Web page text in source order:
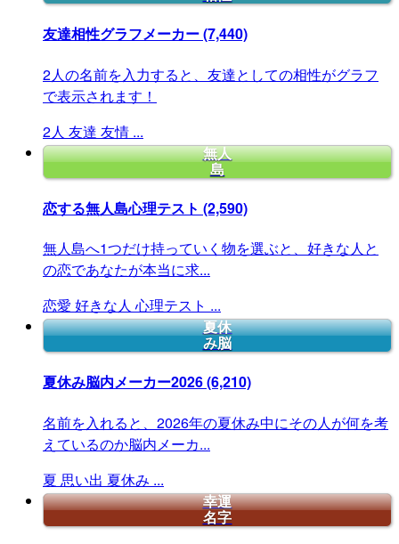
友達相性グラフメーカー(7,440)
2人の名前を入力すると、友達としての相性がグラフ
で表示されます！
2人 友達 友情 ...
無人
島
恋する無人島心理テスト (2,590)
無人島へ1つだけ持っていく物を選ぶと、好きな人と
の恋であなたが本当に求...
恋愛 好きな人 心理テスト ...
夏休
み脳
夏休み脳内メーカー2026(6,210)
名前を入れると、2026年の夏休み中にその人が何を考
えているのか脳内メーカ...
夏 思い出 夏休み ...
幸運
名字